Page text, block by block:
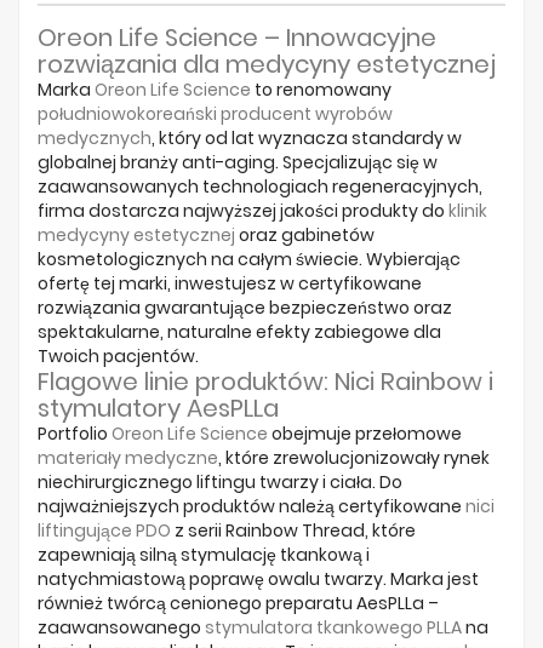
PRP
Skincare
Artykuły
Jednorazowe
Producenci
Oreon Life Science – Innowacyjne
rozwiązania dla medycyny estetycznej
Marka Oreon Life Science to renomowany
południowokoreański producent wyrobów
medycznych, który od lat wyznacza standardy w
globalnej branży anti-aging. Specjalizując się w
zaawansowanych technologiach regeneracyjnych,
firma dostarcza najwyższej jakości produkty do klinik
medycyny estetycznej oraz gabinetów
kosmetologicznych na całym świecie. Wybierając
ofertę tej marki, inwestujesz w certyfikowane
rozwiązania gwarantujące bezpieczeństwo oraz
spektakularne, naturalne efekty zabiegowe dla
Twoich pacjentów.
Flagowe linie produktów: Nici Rainbow i
stymulatory AesPLLa
Portfolio Oreon Life Science obejmuje przełomowe
materiały medyczne, które zrewolucjonizowały rynek
niechirurgicznego liftingu twarzy i ciała. Do
najważniejszych produktów należą certyfikowane nici
liftingujące PDO z serii Rainbow Thread, które
zapewniają silną stymulację tkankową i
natychmiastową poprawę owalu twarzy. Marka jest
również twórcą cenionego preparatu AesPLLa –
zaawansowanego stymulatora tkankowego PLLAna